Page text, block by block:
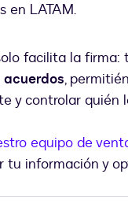
en LATAM.
facilita la firma:
,
y controlar quién
equipo de
tu información y